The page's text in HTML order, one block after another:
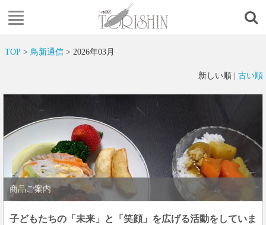
TOP> 鳥新通信> 2026年03月
新しい順 | 古い順
商品ご案内
子どもたちの「未来」と「笑顔」を広げる活動をしていま